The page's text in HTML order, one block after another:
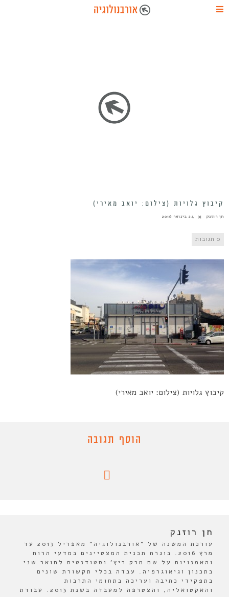
קיבוץ גלויות (צילום: יואב מאירי)
חן רוזנק 24 בינואר 2016
0 תגובות
קיבוץ גלויות (צילום: יואב מאירי)
הוסף תגובה
חן רוזנק
עורכת המשנה של "אורבנולוגיה" מאפריל 2013 עד
מרץ 2016. בוגרת תכנית המצטיינים במדעי הרוח
והאמנויות על שם מרק ריץ' וסטודנטית לתואר שני
בתכנון וגיאוגרפיה. עבדה בכלי תקשורת שונים
בתפקידי כתיבה ועריכה בתחומי התרבות
והאקטואליה, והצטרפה למעבדה בשנת 2013. עבודת